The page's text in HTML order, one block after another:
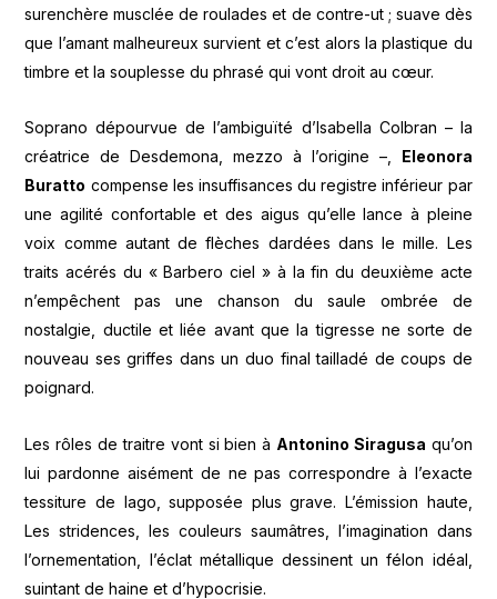
surenchère musclée de roulades et de contre-ut ; suave dès
que l’amant malheureux survient et c’est alors la plastique du
timbre et la souplesse du phrasé qui vont droit au cœur.
Soprano dépourvue de l’ambiguïté d’Isabella Colbran – la
créatrice de Desdemona, mezzo à l’origine –, Eleonora
Buratto compense les insuffisances du registre inférieur par
une agilité confortable et des aigus qu’elle lance à pleine
voix comme autant de flèches dardées dans le mille. Les
traits acérés du « Barbero ciel » à la fin du deuxième acte
n’empêchent pas une chanson du saule ombrée de
nostalgie, ductile et liée avant que la tigresse ne sorte de
nouveau ses griffes dans un duo final tailladé de coups de
poignard.
Les rôles de traitre vont si bien à Antonino Siragusa qu’on
lui pardonne aisément de ne pas correspondre à l’exacte
tessiture de Iago, supposée plus grave. L’émission haute,
Les stridences, les couleurs saumâtres, l’imagination dans
l’ornementation, l’éclat métallique dessinent un félon idéal,
suintant de haine et d’hypocrisie.